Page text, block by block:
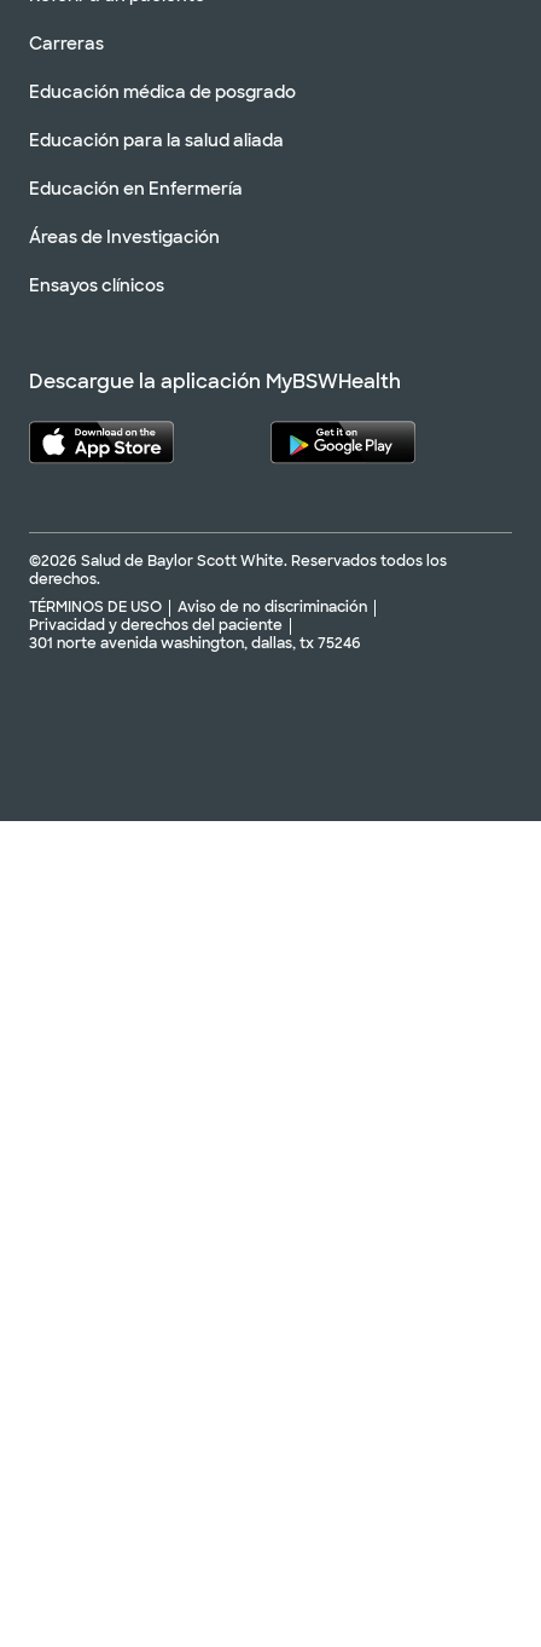
Carreras
Educación médica de posgrado
Educación para la salud aliada
Educación en Enfermería
Áreas de Investigación
Ensayos clínicos
Descargue la aplicación MyBSWHealth
©2026 Salud de Baylor Scott White. Reservados todos los
derechos.
TÉRMINOS DE USO
Aviso de no discriminación
Privacidad y derechos del paciente
301 norte avenida washington, dallas, tx 75246